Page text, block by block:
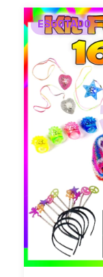
ESGOTADO